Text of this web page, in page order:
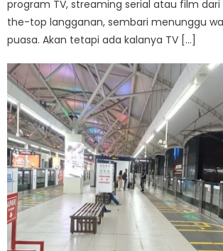
program TV, streaming serial atau film
the-top langganan, sembari menunggu
puasa. Akan tetapi ada kalanya TV […]